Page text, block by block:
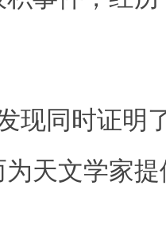
现同时证明
天文学家